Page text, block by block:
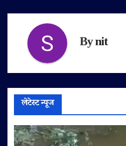
Bynit
लेटेस्ट न्यूज